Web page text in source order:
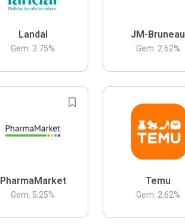
Landal
Gem. 3.75%
JM-Bruneau
Gem. 2.62%
PharmaMarket
Gem. 5.25%
Temu
Gem. 2.62%